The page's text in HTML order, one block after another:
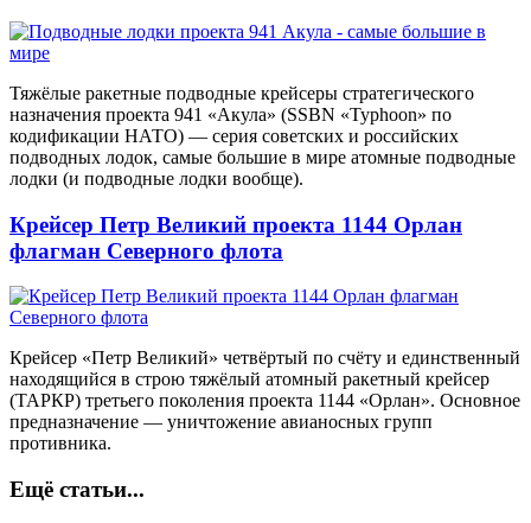
Тяжёлые ракетные подводные крейсеры стратегического
назначения проекта 941 «Акула» (SSBN «Typhoon» по
кодификации НАТО) — серия советских и российских
подводных лодок, самые большие в мире атомные подводные
лодки (и подводные лодки вообще).
Крейсер Петр Великий проекта 1144 Орлан
флагман Северного флота
Крейсер «Петр Великий» четвёртый по счёту и единственный
находящийся в строю тяжёлый атомный ракетный крейсер
(ТАРКР) третьего поколения проекта 1144 «Орлан». Основное
предназначение — уничтожение авианосных групп
противника.
Ещё статьи...